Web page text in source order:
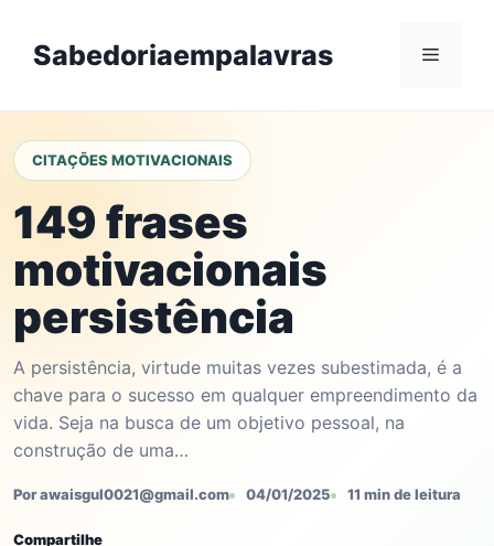
contentSabedoriaempalavras Menu
CITAÇÕES MOTIVACIONAIS
149 frases
motivacionais
persistência
A persistência, virtude muitas vezes subestimada, é a
chave para o sucesso em qualquer empreendimento da
vida. Seja na busca de um objetivo pessoal, na
construção de uma…
Por awaisgul0021@gmail.com 04/01/2025 11 min de leitura
Compartilhe